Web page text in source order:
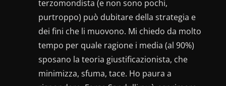
terzomondista (e non sono pochi,
purtroppo) può dubitare della strategia e
dei fini che li muovono. Mi chiedo da molto
tempo per quale ragione i media (al 90%)
sposano la teoria giustificazionista, che
minimizza, sfuma, tace. Ho paura a